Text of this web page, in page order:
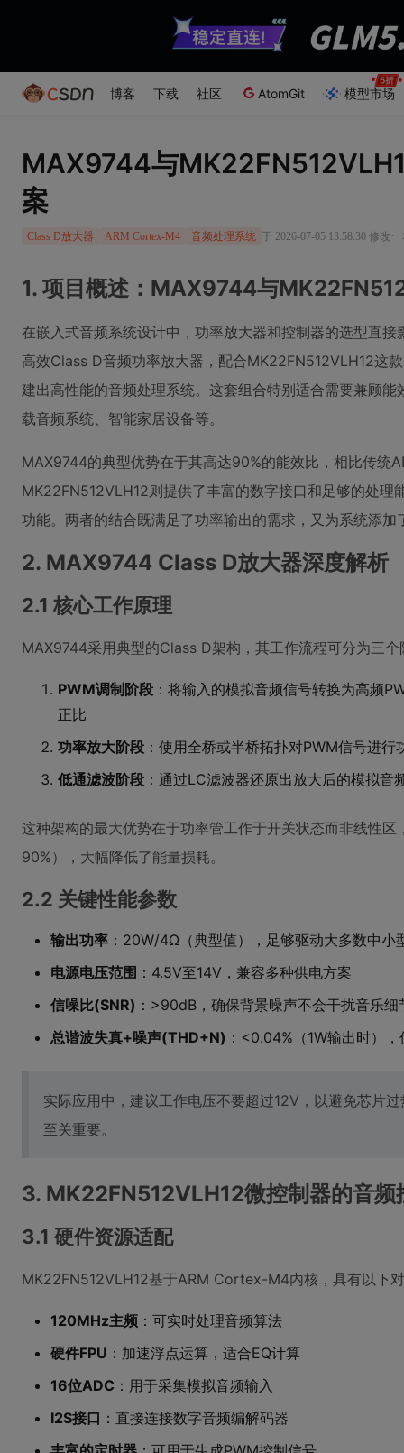
博客 下载 社区 AtomGit 模型市场
MAX9744与
案
Class D放大器 ARM Cortex-M4 音频处理系统 于 2026-07-05 13:58:30 修改 ·
1. 项目概述：MAX9744与
在嵌入式音频系统设计中，功率放大器和控制器的选型直
高效Class D音频功率放大器，配合MK22FN512VLH12这
建出高性能的音频处理系统。这套组合特别适合需要兼顾
载音频系统、智能家居设备等。
MAX9744的典型优势在于其高达90%的能效比，相比传统
MK22FN512VLH12则提供了丰富的数字接口和足够的处理
功能。两者的结合既满足了功率输出的需求，又为系统添加
2. MAX9744 Class D放大器深度解析
2.1 核心工作原理
MAX9744采用典型的Class D架构，其工作流程可分为三个
PWM调制阶段 ：将输入的模拟音频信号转换为高频
正比
功率放大阶段 ：使用全桥或半桥拓扑对PWM信号进行
低通滤波阶段 ：通过LC滤波器还原出放大后的模拟音
这种架构的最大优势在于功率管工作于开关状态而非线性
90%），大幅降低了能量损耗。
2.2 关键性能参数
输出功率 ：20W/4Ω（典型值），足够驱动大多数中小
电源电压范围 ：4.5V至14V，兼容多种供电方案
信噪比(SNR) ：>90dB，确保背景噪声不会干扰音乐细
总谐波失真+噪声(THD+N) ：<0.04%（1W输出时）
实际应用中，建议工作电压不要超过12V，以避免芯片
至关重要。
3. MK22FN512VLH12微控制器的音频
3.1 硬件资源适配
MK22FN512VLH12基于ARM Cortex-M4内核，具有以下
120MHz主频 ：可实时处理音频算法
硬件FPU ：加速浮点运算，适合EQ计算
16位ADC ：用于采集模拟音频输入
I2S接口 ：直接连接数字音频编解码器